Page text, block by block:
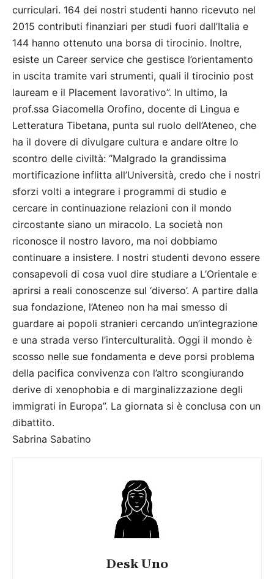
curriculari. 164 dei nostri studenti hanno ricevuto nel
2015 contributi finanziari per studi fuori dall’Italia e
144 hanno ottenuto una borsa di tirocinio. Inoltre,
esiste un Career service che gestisce l’orientamento
in uscita tramite vari strumenti, quali il tirocinio post
lauream e il Placement lavorativo”. In ultimo, la
prof.ssa Giacomella Orofino, docente di Lingua e
Letteratura Tibetana, punta sul ruolo dell’Ateneo, che
ha il dovere di divulgare cultura e andare oltre lo
scontro delle civiltà: “Malgrado la grandissima
mortificazione inflitta all’Università, credo che i nostri
sforzi volti a integrare i programmi di studio e
cercare in continuazione relazioni con il mondo
circostante siano un miracolo. La società non
riconosce il nostro lavoro, ma noi dobbiamo
continuare a insistere. I nostri studenti devono essere
consapevoli di cosa vuol dire studiare a L’Orientale e
aprirsi a reali conoscenze sul ‘diverso’. A partire dalla
sua fondazione, l’Ateneo non ha mai smesso di
guardare ai popoli stranieri cercando un’integrazione
e una strada verso l’interculturalità. Oggi il mondo è
scosso nelle sue fondamenta e deve porsi problema
della pacifica convivenza con l’altro scongiurando
derive di xenophobia e di marginalizzazione degli
immigrati in Europa”. La giornata si è conclusa con un
dibattito.
Sabrina Sabatino
Desk Uno